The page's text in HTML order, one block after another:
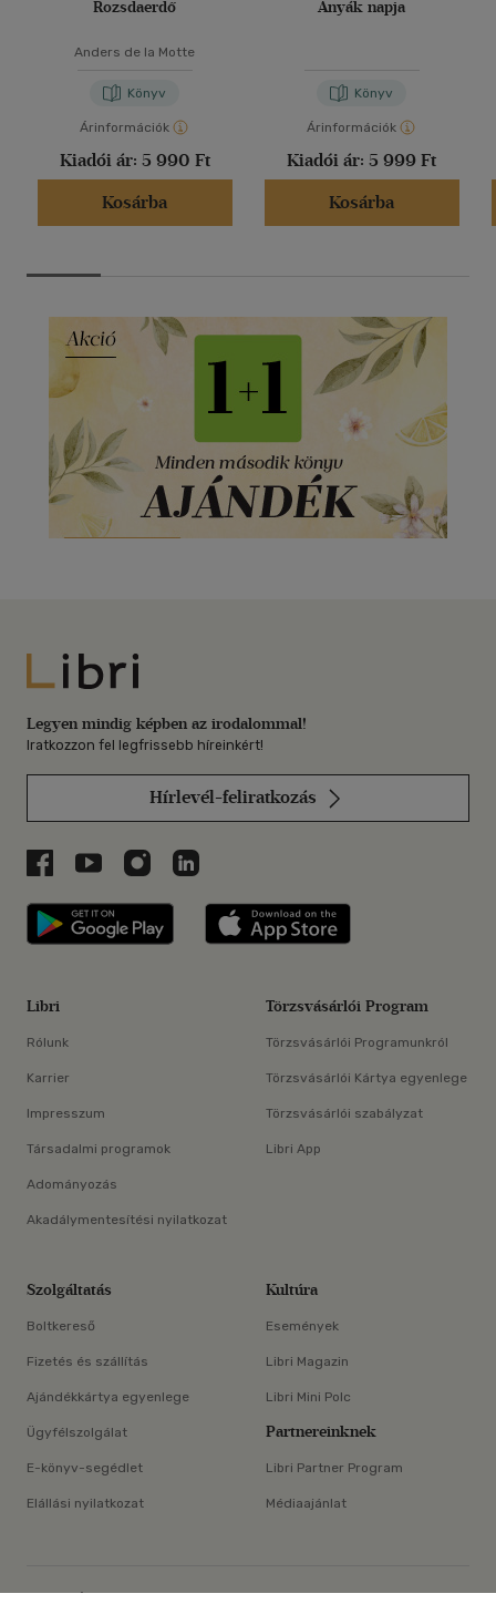
Rozsdaerdő
Anders de la Motte
Könyv
Árinformációk
Kiadói ár: 5 990 Ft
Kosárba
Anyák napja
Könyv
Árinformációk
Kiadói ár: 5 999 Ft
Kosárba
Libri
Legyen mindig képben az irodalommal!
Iratkozzon fel legfrissebb híreinkért!
Hírlevél-feliratkozás
Libri a Facebookon
Libri a Youtube-on
Libri az Instagramon
Libri a LinkedInen
Libri applikáció Szerezd meg: Google
Libri
Rólunk
Karrier
Impresszum
Társadalmi programok
Adományozás
Akadálymentesítési nyilatkozat
Törzsvásárlói Program
Törzsvásárlói Programunkról
Törzsvásárlói Kártya egyenlege
Törzsvásárlói szabályzat
Libri App
Szolgáltatás
Boltkereső
Fizetés és szállítás
Ajándékkártya egyenlege
Ügyfélszolgálat
E-könyv-segédlet
Elállási nyilatkozat
Kultúra
Események
Libri Magazin
Libri Mini Polc
Partnereinknek
Libri Partner Program
Médiaajánlat